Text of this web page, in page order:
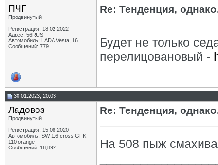
ПЧГ
Продвинутый
Регистрация: 18.02.2022
Адрес: 56RUS
Автомобиль: LADA Vesta, 16
Сообщений: 779
Re: Тенденция,
Будет не только
перелицовановый -
30.01.2023, 20:03
Ладовоз
Продвинутый
Регистрация: 15.08.2020
Автомобиль: SW 1.6 cross GFK
110 orange
Сообщений: 18,892
Re: Тенденция,
На 508 пыж